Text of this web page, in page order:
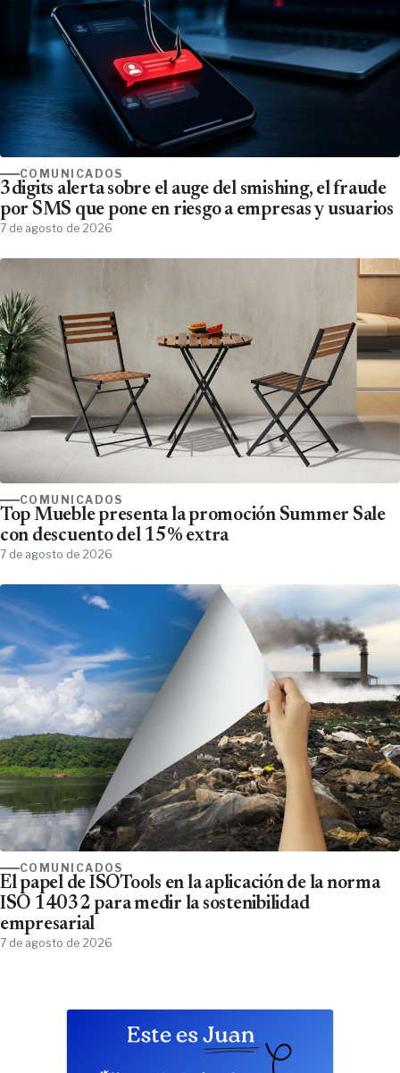
COMUNICADOS
3digits alerta sobre el auge del smishing, el fraude
por SMS que pone en riesgo a empresas y usuarios
7 de agosto de 2026
COMUNICADOS
Top Mueble presenta la promoción Summer Sale
con descuento del 15% extra
7 de agosto de 2026
COMUNICADOS
El papel de ISOTools en la aplicación de la norma
ISO 14032 para medir la sostenibilidad
empresarial
7 de agosto de 2026